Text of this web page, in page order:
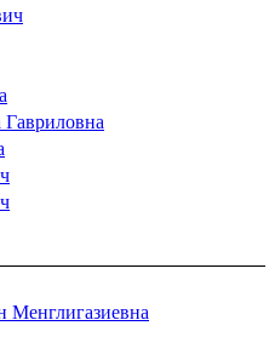
Менглигазиевна